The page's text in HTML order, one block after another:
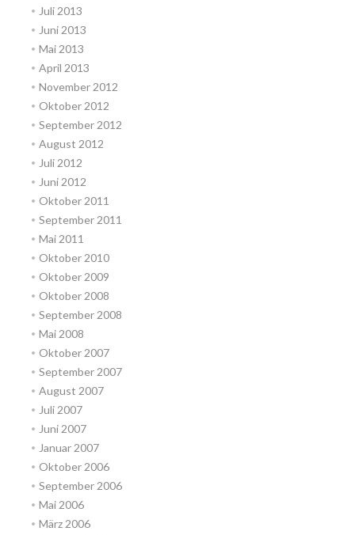
Juli 2013
Juni 2013
Mai 2013
April 2013
November 2012
Oktober 2012
September 2012
August 2012
Juli 2012
Juni 2012
Oktober 2011
September 2011
Mai 2011
Oktober 2010
Oktober 2009
Oktober 2008
September 2008
Mai 2008
Oktober 2007
September 2007
August 2007
Juli 2007
Juni 2007
Januar 2007
Oktober 2006
September 2006
Mai 2006
März 2006